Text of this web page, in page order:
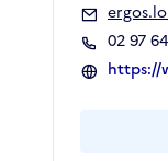
02 97
https://